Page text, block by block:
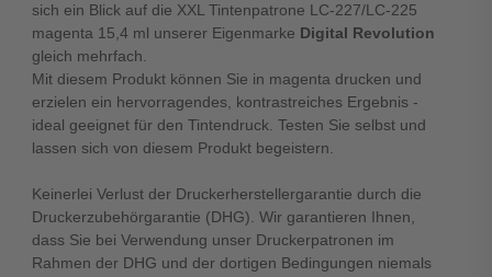
sich ein Blick auf die XXL Tintenpatrone LC-227/LC-225
magenta 15,4 ml unserer Eigenmarke Digital Revolution
gleich mehrfach.
Mit diesem Produkt können Sie in magenta drucken und
erzielen ein hervorragendes, kontrastreiches Ergebnis -
ideal geeignet für den Tintendruck. Testen Sie selbst und
lassen sich von diesem Produkt begeistern.
Keinerlei Verlust der Druckerherstellergarantie durch die
Druckerzubehörgarantie (DHG). Wir garantieren Ihnen,
dass Sie bei Verwendung unser Druckerpatronen im
Rahmen der DHG und der dortigen Bedingungen niemals